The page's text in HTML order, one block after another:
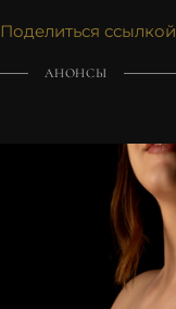
Поделиться ссылкой
АНОНСЫ